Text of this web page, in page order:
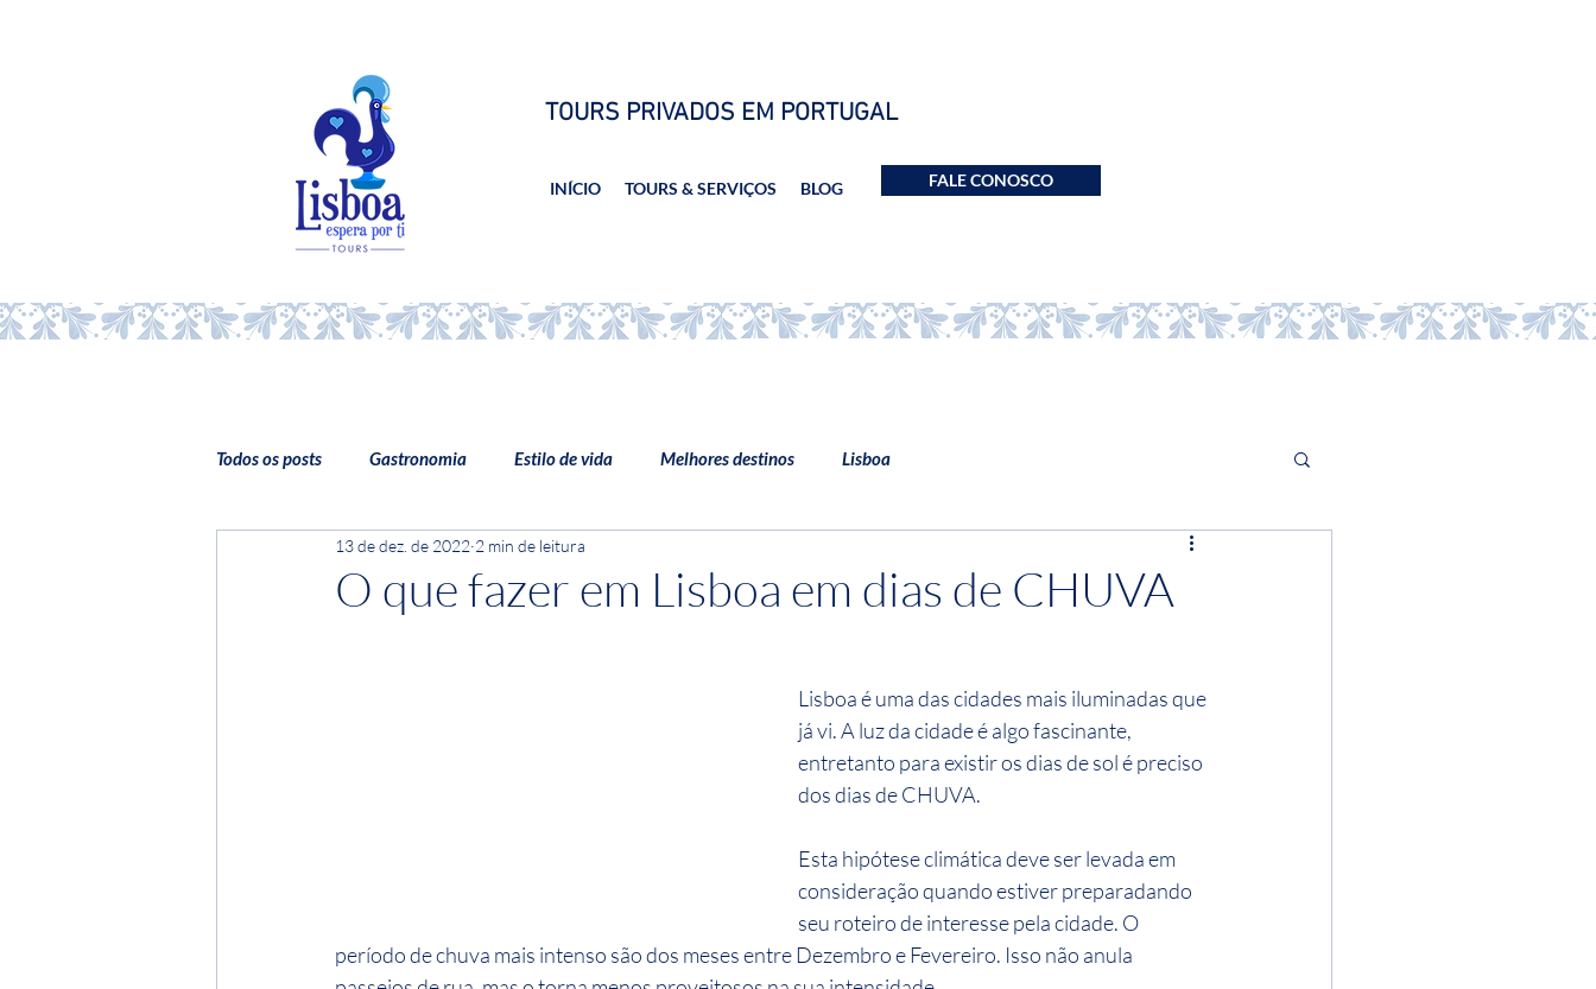
TOURS PRIVADOS EM PORTUGAL
INÍCIO TOURS & SERVIÇOS BLOG FALE CONOSCO
Todos os posts Gastronomia Estilo de vida Melhores destinos Lisboa
O que fazer em Lisboa em dias de CHUVA
13 de dez. de 2022 2 min de leitura
Lisboa é uma das cidades mais iluminadas que
já vi. A luz da cidade é algo fascinante,
entretanto para existir os dias de sol é preciso
dos dias de CHUVA.
Esta hipótese climática deve ser levada em
consideração quando estiver preparadando
seu roteiro de interesse pela cidade. O
período de chuva mais intenso são dos meses entre Dezembro e Fevereiro. Isso não anula